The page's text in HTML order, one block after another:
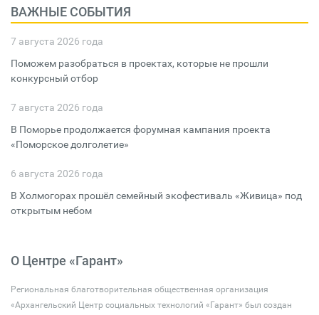
ВАЖНЫЕ СОБЫТИЯ
7 августа 2026 года
Поможем разобраться в проектах, которые не прошли
конкурсный отбор
7 августа 2026 года
В Поморье продолжается форумная кампания проекта
«Поморское долголетие»
6 августа 2026 года
В Холмогорах прошёл семейный экофестиваль «Живица» под
открытым небом
О Центре «Гарант»
Региональная благотворительная общественная организация
«Архангельский Центр социальных технологий «Гарант» был создан